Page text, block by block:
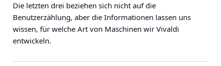
Die letzten drei beziehen sich nicht auf die
Benutzerzählung, aber die Informationen lassen uns
wissen, für welche Art von Maschinen wir Vivaldi
entwickeln.